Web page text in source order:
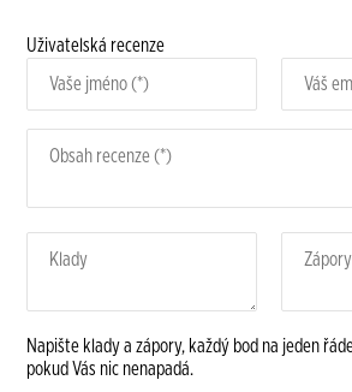
Uživatelská recenze
Napište klady a zápory, každý bod na jeden
pokud Vás nic nenapadá.